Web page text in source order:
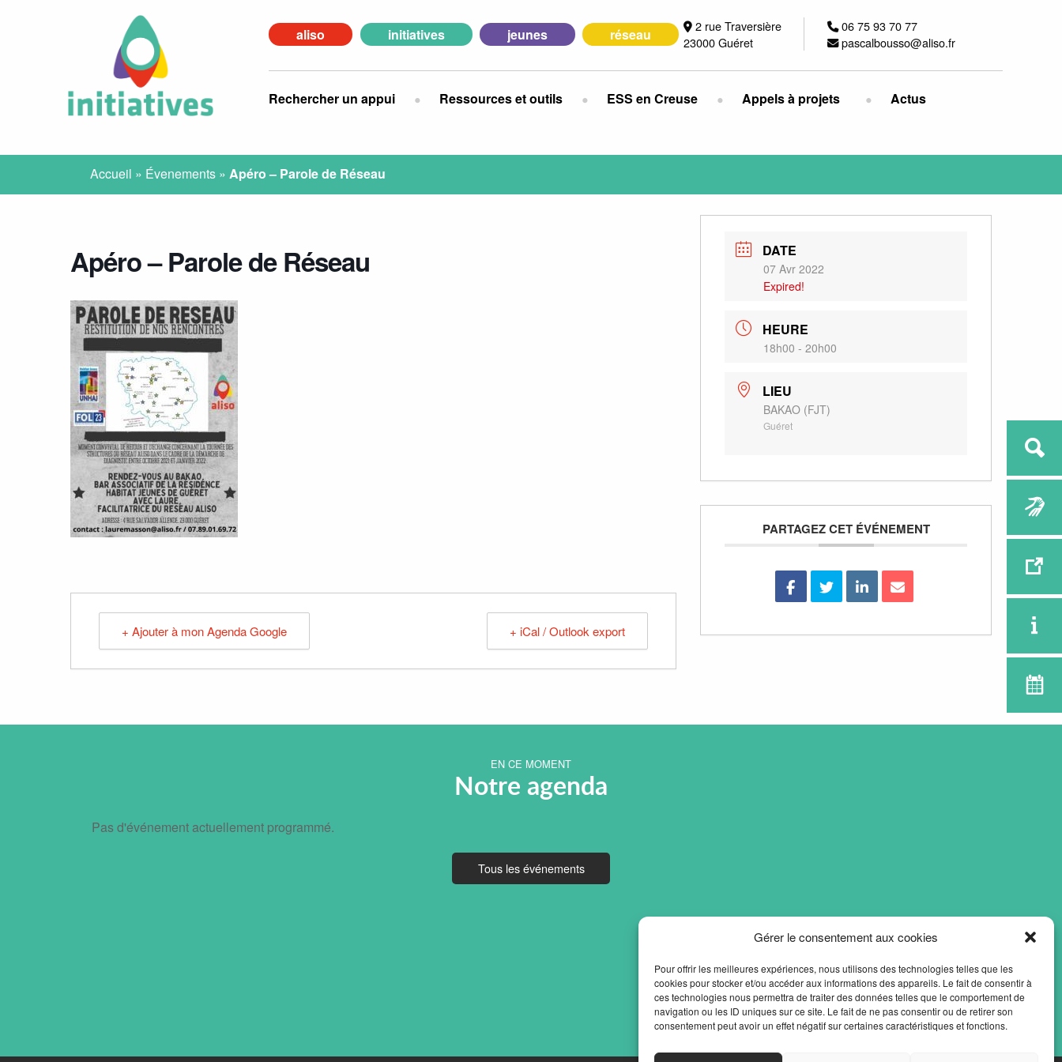
Gérer le consentement aux cookies
Pour offrir les meilleures expériences, nous utilisons des technologies telles que les
cookies pour stocker et/ou accéder aux informations des appareils. Le fait de consentir à
ces technologies nous permettra de traiter des données telles que le comportement de
navigation ou les ID uniques sur ce site. Le fait de ne pas consentir ou de retirer son
consentement peut avoir un effet négatif sur certaines caractéristiques et fonctions.
aliso initiatives jeunes réseau
2 rue Traversière
23000 Guéret
06 75 93 70 77
pascalbousso@aliso.fr
Rechercher un appui Ressources et outils ESS en Creuse Appels à projets Actus
Accueil » Évenements »Apéro – Parole de Réseau
Apéro – Parole de Réseau
+ Ajouter à mon Agenda Google + iCal / Outlook export
DATE
07 Avr 2022
Expired!
HEURE
18h00 - 20h00
LIEU
BAKAO (FJT)
Guéret
PARTAGEZ CET ÉVÉNEMENT
EN CE MOMENT
Notre agenda
Pas d'événement actuellement programmé.
Tous les événements